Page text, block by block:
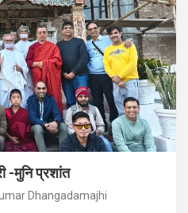
-मुनि प्रशांत
Dhangadamajhi